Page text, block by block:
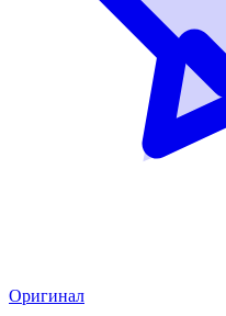
Оригинал